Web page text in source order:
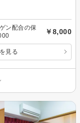
ン配合の保
￥8,000
見る